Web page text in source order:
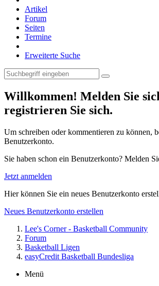
Artikel
Forum
Seiten
Termine
Erweiterte Suche
Willkommen! Melden Sie
registrieren Sie sich.
Um schreiben oder kommentieren zu können,
Benutzerkonto.
Sie haben schon ein Benutzerkonto? Melden
Jetzt anmelden
Hier können Sie ein neues Benutzerkonto
Neues Benutzerkonto erstellen
Lee's Corner - Basketball Community
Forum
Basketball Ligen
easyCredit Basketball Bundesliga
Menü